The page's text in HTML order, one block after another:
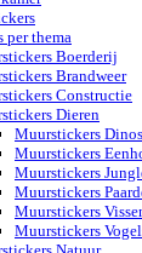
per thema
Boerderij
Brandweer
Constructie
Dieren
Muurstickers
Muurstickers
Muurstickers
Muurstickers
Muurstickers
Muurstickers